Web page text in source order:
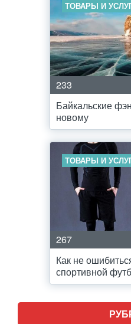
ТОВАРЫ И
233
Байкальские
новому
ТОВАРЫ И
267
Как не
спортивной